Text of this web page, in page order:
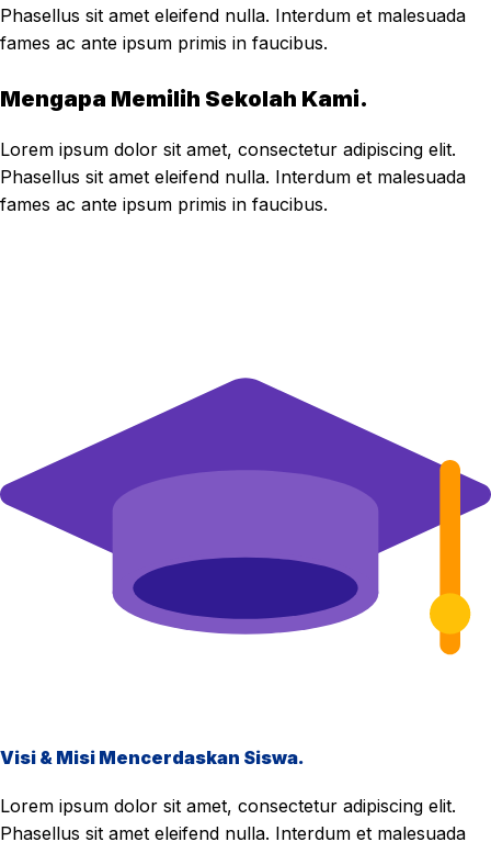
Phasellus sit amet eleifend nulla. Interdum et malesuada
fames ac ante ipsum primis in faucibus.
Mengapa Memilih Sekolah Kami.
Lorem ipsum dolor sit amet, consectetur adipiscing elit.
Phasellus sit amet eleifend nulla. Interdum et malesuada
fames ac ante ipsum primis in faucibus.
Visi & Misi Mencerdaskan Siswa.
Lorem ipsum dolor sit amet, consectetur adipiscing elit.
Phasellus sit amet eleifend nulla. Interdum et malesuada